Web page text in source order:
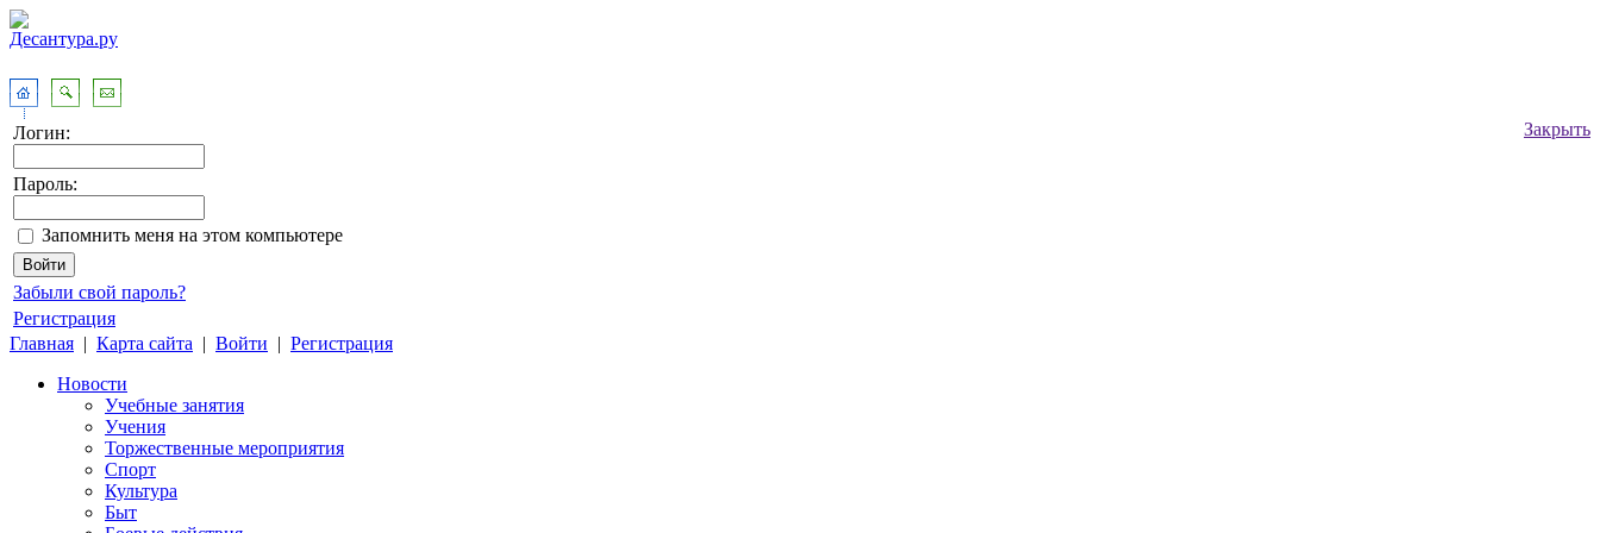
Закрыть
Логин:
Пароль:
Запомнить меня на этом компьютере
Забыли свой пароль?
Регистрация
Главная | Карта сайта | Войти | Регистрация
Новости
Учебные занятия
Учения
Торжественные мероприятия
Спорт
Культура
Быт